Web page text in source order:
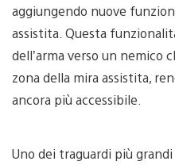
aggiungendo nuove
assistita. Questa
dell’arma verso un nemico
zona della mira assistita,
ancora più accessibile.
Uno dei traguardi più